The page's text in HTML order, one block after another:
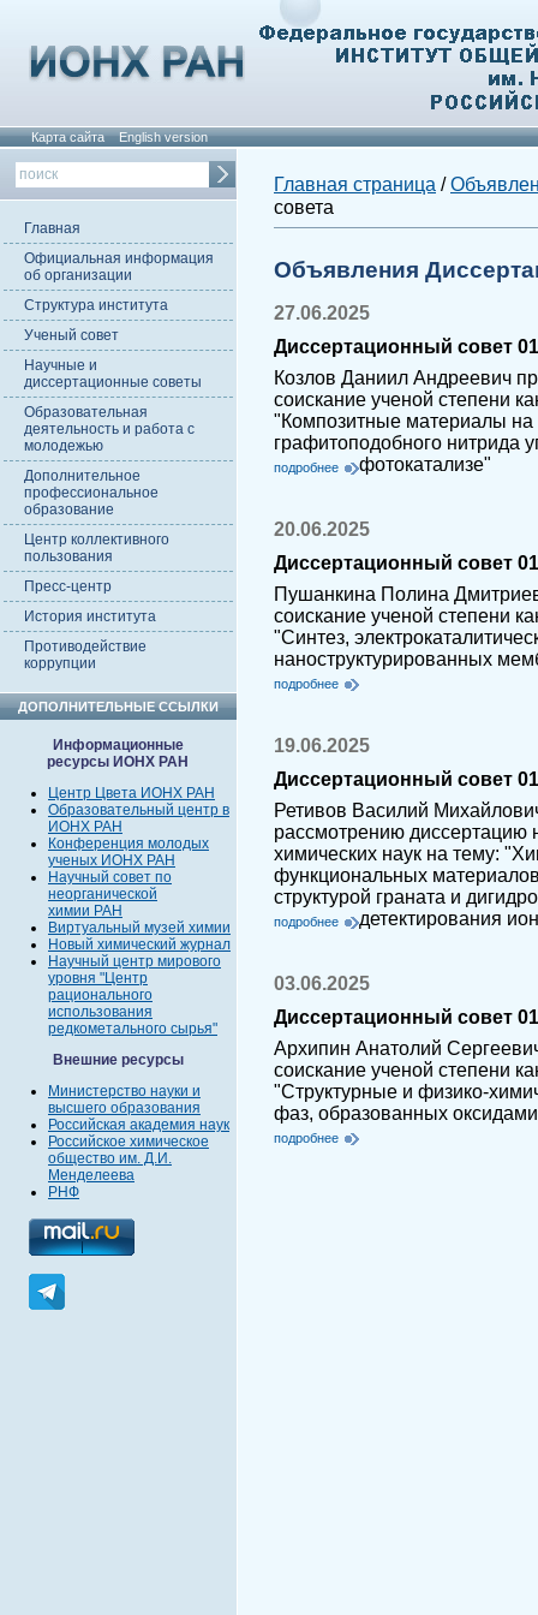
Карта сайта English version
Главная
Официальная информация
об организации
Структура института
Ученый совет
Научные и
диссертационные советы
Образовательная
деятельность и работа с
молодежью
Дополнительное
профессиональное
образование
Центр коллективного
пользования
Пресс-центр
История института
Противодействие
коррупции
ДОПОЛНИТЕЛЬНЫЕ ССЫЛКИ
Информационные
ресурсы ИОНХ РАН
Центр Цвета ИОНХ РАН
Образовательный центр в
ИОНХ РАН
Конференция молодых
ученых ИОНХ РАН
Научный совет по
неорганической
химии РАН
Виртуальный музей химии
Новый химический журнал
Научный центр мирового
уровня "Центр
рационального
использования
редкометального сырья"
Внешние ресурсы
Министерство науки и
высшего образования
Российская академия наук
Российское химическое
общество им. Д.И.
Менделеева
РНФ
Главная страница /
совета
Объявления
27.06.2025
Диссертационный совет
Козлов Даниил Андреевич
соискание ученой степени
"Композитные материалы
графитоподобного нитрида
фотокатализе"
подробнее
20.06.2025
Диссертационный совет
Пушанкина Полина
соискание ученой степени
"Синтез,
наноструктурированных
подробнее
19.06.2025
Диссертационный совет
Ретивов Василий
рассмотрению диссертацию
химических наук на тему:
функциональных
структурой граната и
детектирования
подробнее
03.06.2025
Диссертационный совет
Архипин Анатолий
соискание ученой степени
"Структурные и физико-
фаз, образованных
подробнее